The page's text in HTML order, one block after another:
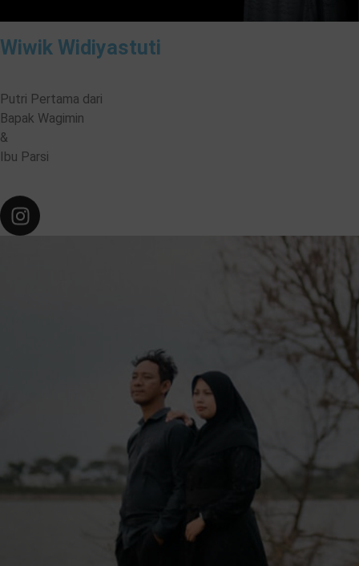
Wiwik Widiyastuti
Putri Pertama dari
Bapak Wagimin
&
Ibu Parsi